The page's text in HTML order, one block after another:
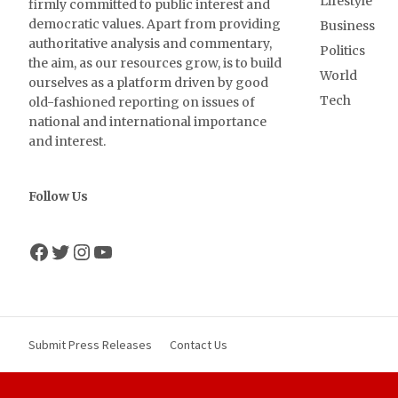
firmly committed to public interest and
democratic values. Apart from providing
authoritative analysis and commentary,
the aim, as our resources grow, is to build
ourselves as a platform driven by good
old-fashioned reporting on issues of
national and international importance
and interest.
Follow Us
Facebook
Twitter
Instagram
YouTube
Business
Politics
World
Tech
Submit Press Releases Contact Us